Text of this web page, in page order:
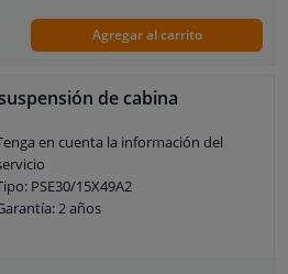
Módulo amortiguador
Garantía: 2 años
de montaje del amortiguador: Ojo
Peso [kg]: 2,8
Agregar al carrito
de cabina
en cuenta la información del
PSE30/15X49A2
2 años